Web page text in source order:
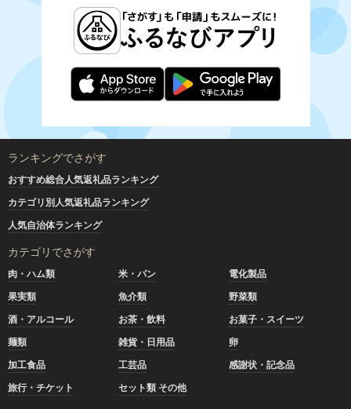
ランキングでさがす
おすすめ総合人気返礼品ランキング
カテゴリ別人気返礼品ランキング
人気自治体ランキング
カテゴリでさがす
肉・ハム類 米・パン
電化製品
果実類
魚介類
野菜類
酒・アルコール
お茶・飲料
お菓子・スイーツ
麺類
雑貨・日用品
卵
加工食品
工芸品
感謝状・記念品
旅行・チケット
セット類 その他